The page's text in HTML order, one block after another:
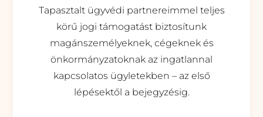
Tapasztalt ügyvédi partnereimmel teljes
körű jogi támogatást biztosítunk
magánszemélyeknek, cégeknek és
önkormányzatoknak az ingatlannal
kapcsolatos ügyletekben – az első
lépésektől a bejegyzésig.